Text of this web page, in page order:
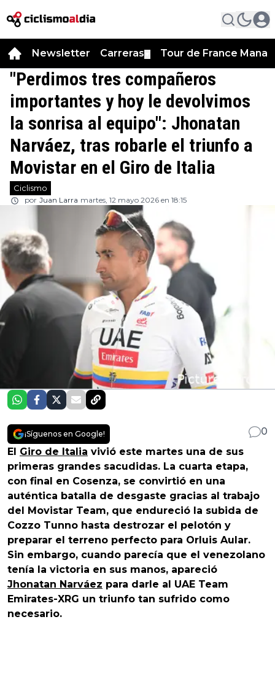
Newsletter Carreras Tour de France
"Perdimos tres compañeros
importantes y hoy le devolvimos
la sonrisa al equipo": Jhonatan
Narváez, tras robarle el triunfo a
Movistar en el Giro de Italia
Ciclismo
por Juan Larra martes, 12 mayo 2026 en 18:15
¡Síguenos en Google!
0
El Giro de Italia vivió este martes una de sus
primeras grandes sacudidas. La cuarta etapa,
con final en Cosenza, se convirtió en una
auténtica batalla de desgaste gracias al trabajo
del Movistar Team, que endureció la subida de
Cozzo Tunno hasta destrozar el pelotón y
preparar el terreno perfecto para Orluis Aular.
Sin embargo, cuando parecía que el venezolano
tenía la victoria en sus manos, apareció
Jhonatan Narváez para darle al UAE Team
Emirates-XRG un triunfo tan sufrido como
necesario.